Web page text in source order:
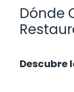
Dónde
Descubre